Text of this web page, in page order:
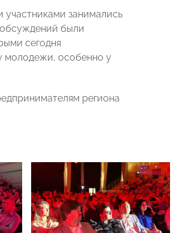
занимались
обсуждений были
сегодня
молодежи, особенно у
региона